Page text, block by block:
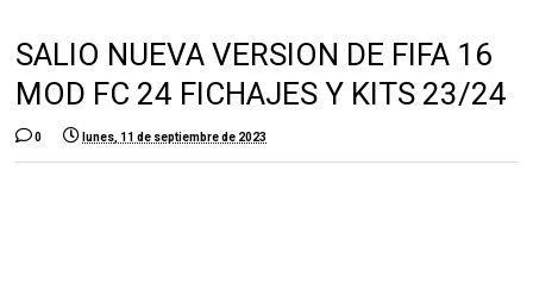
SALIO NUEVA VERSION DE FIFA 16
MOD FC 24 FICHAJES Y KITS 23/24
0 lunes, 11 de septiembre de 2023